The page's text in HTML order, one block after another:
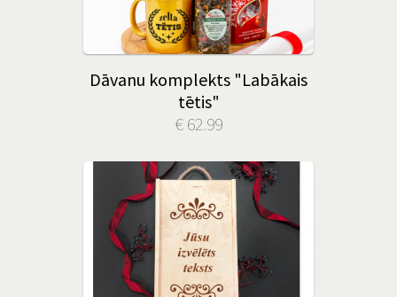
Dāvanu komplekts "Labākais
tētis"
€ 62.99